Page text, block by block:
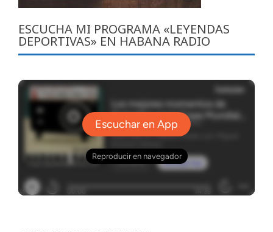
ESCUCHA MI PROGRAMA «LEYENDAS
DEPORTIVAS» EN HABANA RADIO